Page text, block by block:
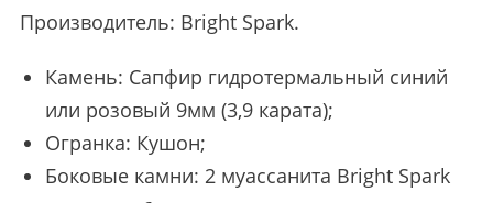
Производитель: Bright Spark.
Камень: Сапфир гидротермальный синий
или розовый 9мм (3,9 карата);
Огранка: Кушон;
Боковые камни: 2 муассанита Bright Spark